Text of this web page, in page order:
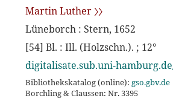
Martin Luther 〉〉
Lüneborch : Stern, 1652
[54] Bl. : Ill. (Holzschn.). ; 12°
digitalisate.sub.uni-
Bibliothekskatalog (online): gso.gbv.de
Borchling & Claussen: Nr. 3395